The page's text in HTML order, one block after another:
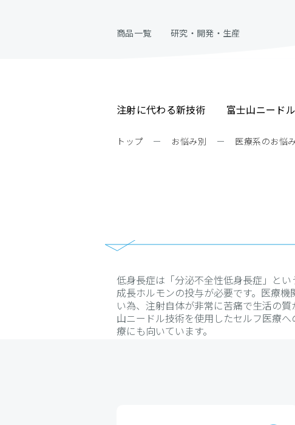
商品一覧 研究・開発・生産
注射に代わる新技術 富士山ニード
トップ ー お悩み別 ー 医療系のお悩み
低身長症は「分泌不全性低身長症」と
成長ホルモンの投与が必要です。医療
い為、注射自体が非常に苦痛で生活の
山ニードル技術を使用したセルフ医療
療にも向いています。